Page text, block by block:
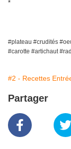
*
#plateau #crudités
#carotte #artichaut
#2 - Recettes
Partager